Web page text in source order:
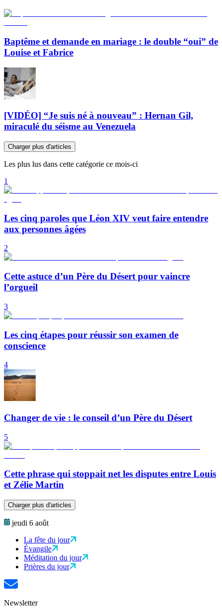
Baptême et demande en mariage : le double “oui” de
Louise et Fabrice
[VIDÉO] “Je suis né à nouveau” : Hernan Gil,
miraculé du séisme au Venezuela
Charger plus d'articles
Les plus lus dans cette catégorie ce mois-ci
1
Les cinq paroles que Léon XIV veut faire entendre
aux personnes âgées
2
Cette astuce d’un Père du Désert pour vaincre
l’orgueil
3
Les cinq étapes pour réussir son examen de
conscience
4
Changer de vie : le conseil d’un Père du Désert
5
Cette phrase qui stoppait net les disputes entre Louis
et Zélie Martin
Charger plus d'articles
jeudi 6 août
La fête du jour
Évangile
Méditation du jour
Prières du jour
Newsletter